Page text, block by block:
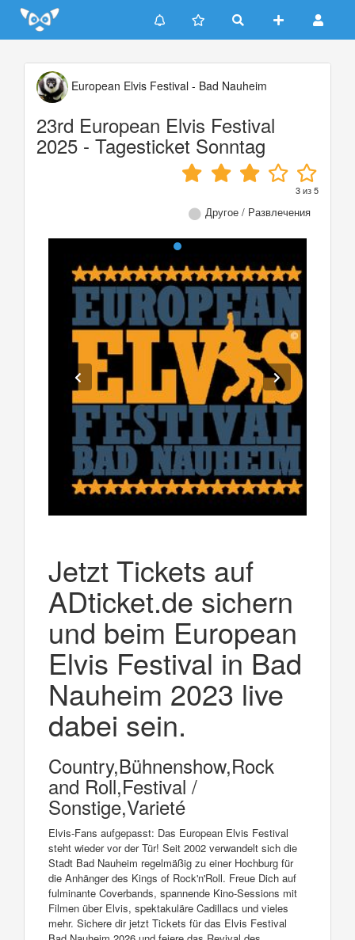
Update cookies preferences
European Elvis Festival - Bad Nauheim
23rd European Elvis Festival
2025 - Tagesticket Sonntag
3из5
Другое / Развлечения
Jetzt Tickets auf
ADticket.de sichern
und beim European
Elvis Festival in Bad
Nauheim 2023 live
dabei sein.
Country,Bühnenshow,Rock
and Roll,Festival /
Sonstige,Varieté
Elvis-Fans aufgepasst: Das European Elvis Festival
steht wieder vor der Tür! Seit 2002 verwandelt sich die
Stadt Bad Nauheim regelmäßig zu einer Hochburg für
die Anhänger des Kings of Rock'n'Roll. Freue Dich auf
fulminante Coverbands, spannende Kino-Sessions mit
Filmen über Elvis, spektakuläre Cadillacs und vieles
mehr. Sichere dir jetzt Tickets für das Elvis Festival